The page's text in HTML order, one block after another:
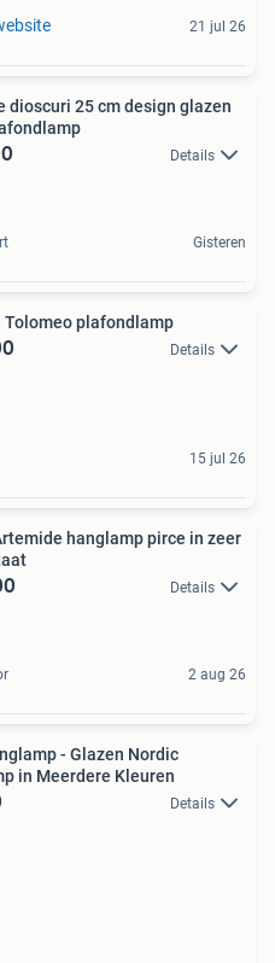
21 jul 26
dioscuri 25 cm design glazen
Details
Gisteren
plafondlamp
Details
15 jul 26
hanglamp pirce in zeer
Details
2 aug 26
- Glazen Nordic
in Meerdere Kleuren
Details